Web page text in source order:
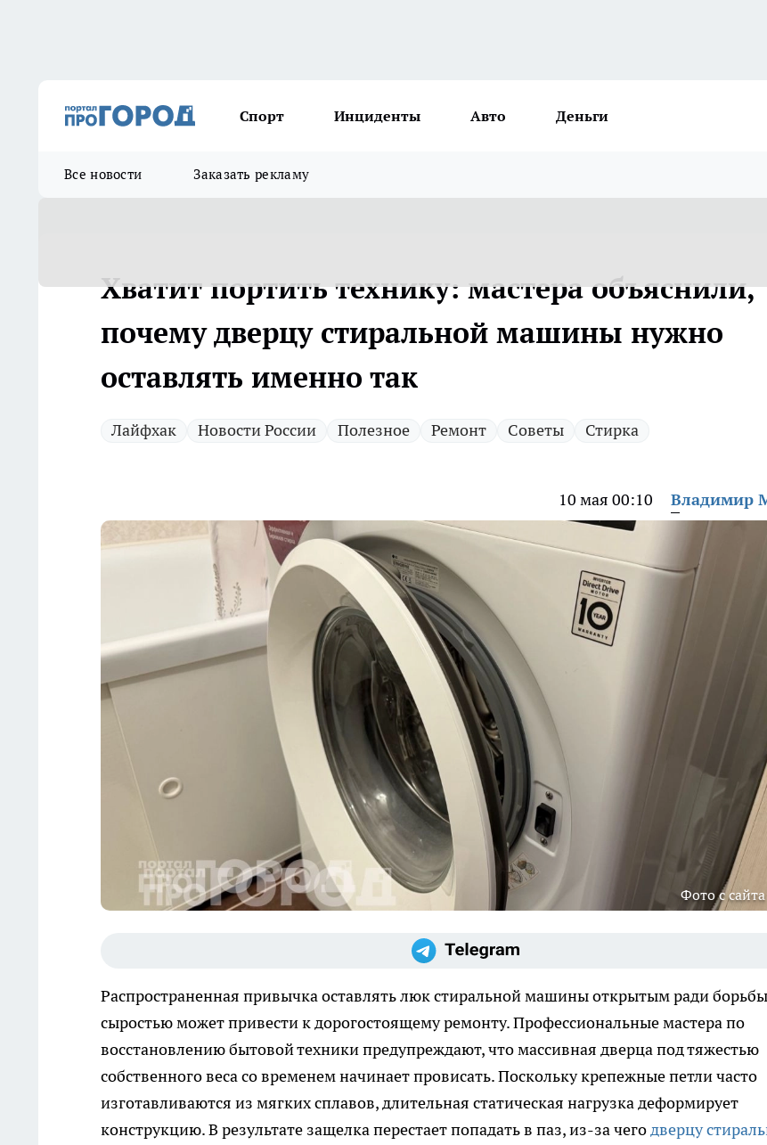
Спорт Инциденты Авто Деньги
Все новости Заказать рекламу
Хватит портить технику: мастера объяснили,
почему дверцу стиральной машины нужно
оставлять именно так
Лайфхак Новости России Полезное Ремонт Советы Стирка
10 мая 00:10 Владимир
Фото с
Распространенная привычка оставлять люк стиральной машины открытым ради
сыростью может привести к дорогостоящему ремонту. Профессиональные мастера по
восстановлению бытовой техники предупреждают, что массивная дверца под тяжестью
собственного веса со временем начинает провисать. Поскольку крепежные петли часто
изготавливаются из мягких сплавов, длительная статическая нагрузка деформирует
конструкцию. В результате защелка перестает попадать в паз, из-за чегодверцу